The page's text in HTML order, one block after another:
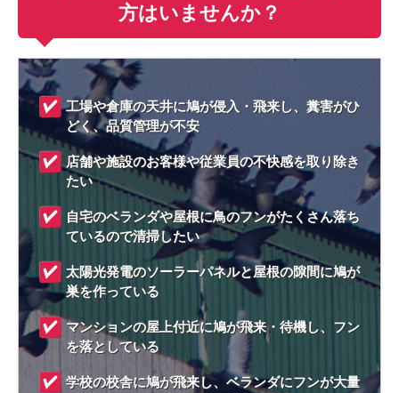
方はいませんか？
工場や倉庫の天井に鳩が侵入・飛来し、糞害がひ
どく、品質管理が不安
店舗や施設のお客様や従業員の不快感を取り除き
たい
自宅のベランダや屋根に鳥のフンがたくさん落ち
ているので清掃したい
太陽光発電のソーラーパネルと屋根の隙間に鳩が
巣を作っている
マンションの屋上付近に鳩が飛来・待機し、フン
を落としている
学校の校舎に鳩が飛来し、ベランダにフンが大量